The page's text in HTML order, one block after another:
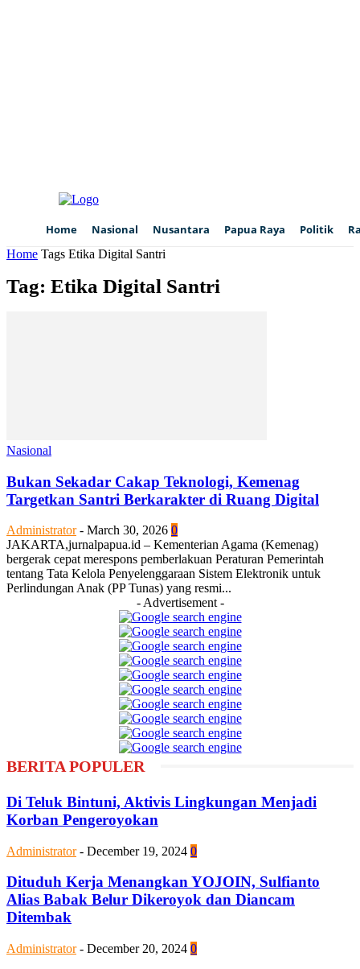
Home Nasional Nusantara Papua Raya Politik
Home Tags Etika Digital Santri
Tag: Etika Digital Santri
Nasional
Bukan Sekadar Cakap Teknologi, Kemenag
Targetkan Santri Berkarakter di Ruang Digital
Administrator - March 30, 2026 0
JAKARTA,jurnalpapua.id – Kementerian Agama (Kemenag)
bergerak cepat merespons pemberlakuan Peraturan Pemerintah
tentang Tata Kelola Penyelenggaraan Sistem Elektronik untuk
Perlindungan Anak (PP Tunas) yang resmi...
- Advertisement -
BERITA POPULER
Di Teluk Bintuni, Aktivis Lingkungan Menjadi
Korban Pengeroyokan
Administrator - December 19, 2024 0
Dituduh Kerja Menangkan YOJOIN, Sulfianto
Alias Babak Belur Dikeroyok dan Diancam
Ditembak
Administrator - December 20, 2024 0